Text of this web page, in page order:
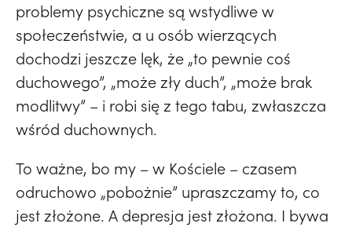
problemy psychiczne są wstydliwe w
społeczeństwie, a u osób wierzących
dochodzi jeszcze lęk, że „to pewnie coś
duchowego”, „może zły duch”, „może brak
modlitwy” – i robi się z tego tabu, zwłaszcza
wśród duchownych.
To ważne, bo my – w Kościele – czasem
odruchowo „pobożnie” upraszczamy to, co
jest złożone. A depresja jest złożona. I bywa